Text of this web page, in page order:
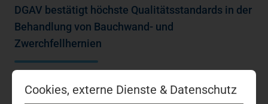
DGAV bestätigt höchste Qualitätsstandards in der
Behandlung von Bauchwand- und
Zwerchfellhernien
Das Hernienzentrum am Marien Hospital Düsseldorf ist
erneut als Referenzzentrum der Deutschen Gesellschaft
Cookies, externe Dienste & Datenschutz